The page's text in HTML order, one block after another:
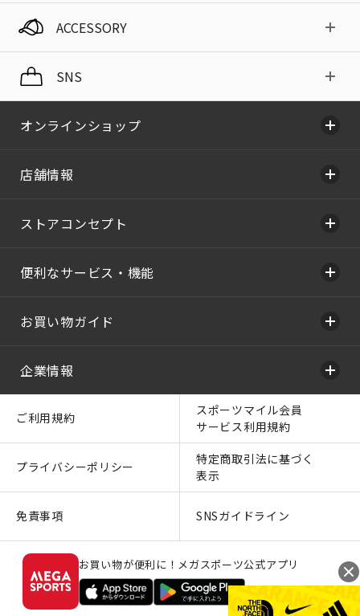
ACCESSORY
SNS
オンラインショップ
店舗情報
ストアコンセプト
便利なサービス・機能
お買い物ガイド
企業情報
ご利用規約
スポーツマイル会員
サービス利用規約
プライバシーポリシー
特定商取引法に基づく
表示
免責事項 SNSガイドライン
お買い物が便利に！メガスポーツ公式アプリ